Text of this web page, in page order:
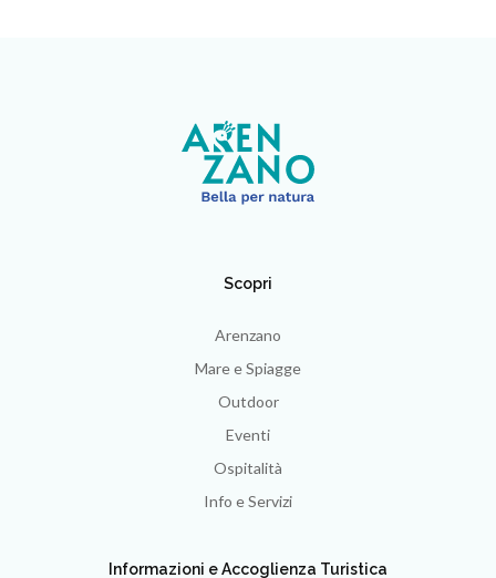
Scopri
Arenzano
Mare e Spiagge
Outdoor
Eventi
Ospitalità
Info e Servizi
Informazioni e Accoglienza Turistica